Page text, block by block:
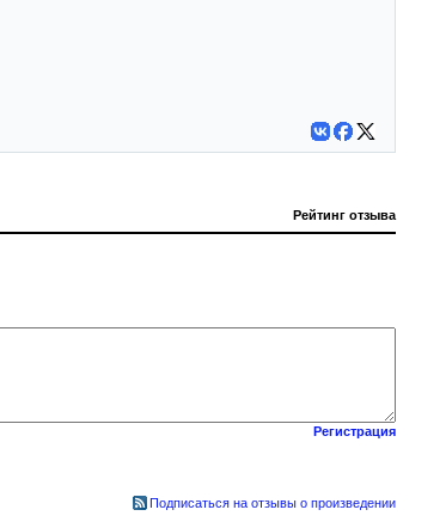
Рейтинг отзыва
Регистрация
Подписаться на отзывы о произведении